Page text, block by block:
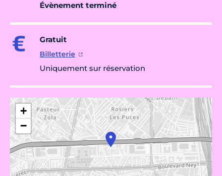
Évènement terminé
Gratuit
Billetterie
Uniquement sur réservation
+
−